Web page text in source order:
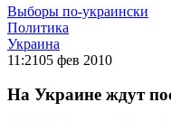
Выборы по-украински
Политика
Украина
11:2105 фев 2010
На Украине ждут